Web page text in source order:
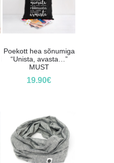
Poekott hea sõnumiga
“Unista, avasta…”
MUST
19.90€